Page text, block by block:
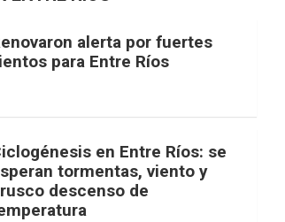
alerta por fuertes
para Entre Ríos
en Entre Ríos: se
tormentas, viento y
descenso de